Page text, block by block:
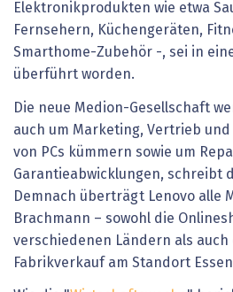
Elektronikprodukten wie etwa
Fernsehern, Küchengeräten,
Smarthome-Zubehör -, sei in
überführt worden.
Die neue Medion-Gesellschaft
auch um Marketing, Vertrieb
von PCs kümmern sowie um
Garantieabwicklungen, schreibt
Demnach überträgt Lenovo alle
Brachmann – sowohl die
verschiedenen Ländern als auch
Fabrikverkauf am Standort